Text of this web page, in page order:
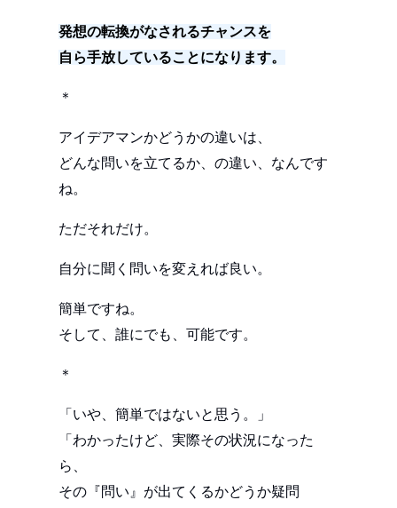
発想の転換がなされるチャンスを
自ら手放していることになります。
＊
アイデアマンかどうかの違いは、
どんな問いを立てるか、の違い、なんです
ね。
ただそれだけ。
自分に聞く問いを変えれば良い。
簡単ですね。
そして、誰にでも、可能です。
＊
「いや、簡単ではないと思う。」
「わかったけど、実際その状況になった
ら、
その『問い』が出てくるかどうか疑問